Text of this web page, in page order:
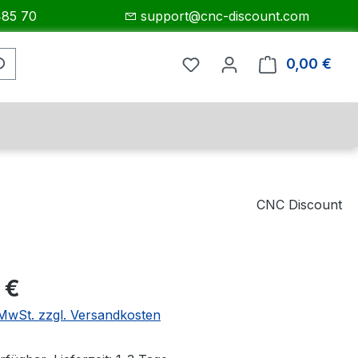
70 support@cnc-discount.com
0,00 €
CNC Discount
€
zzgl. Versandkosten